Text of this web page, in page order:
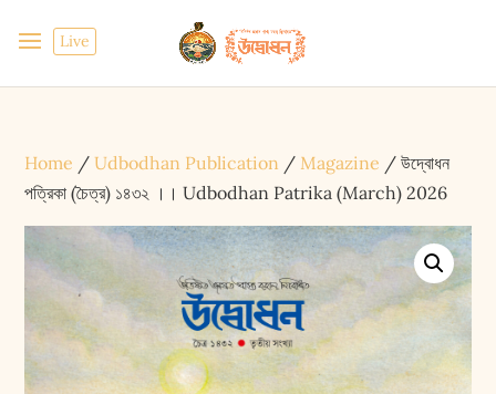
Live
Home /Udbodhan Publication / Magazine / উদ্বোধন
পত্রিকা (চৈত্র) ১৪৩২ ।। Udbodhan Patrika (March) 2026